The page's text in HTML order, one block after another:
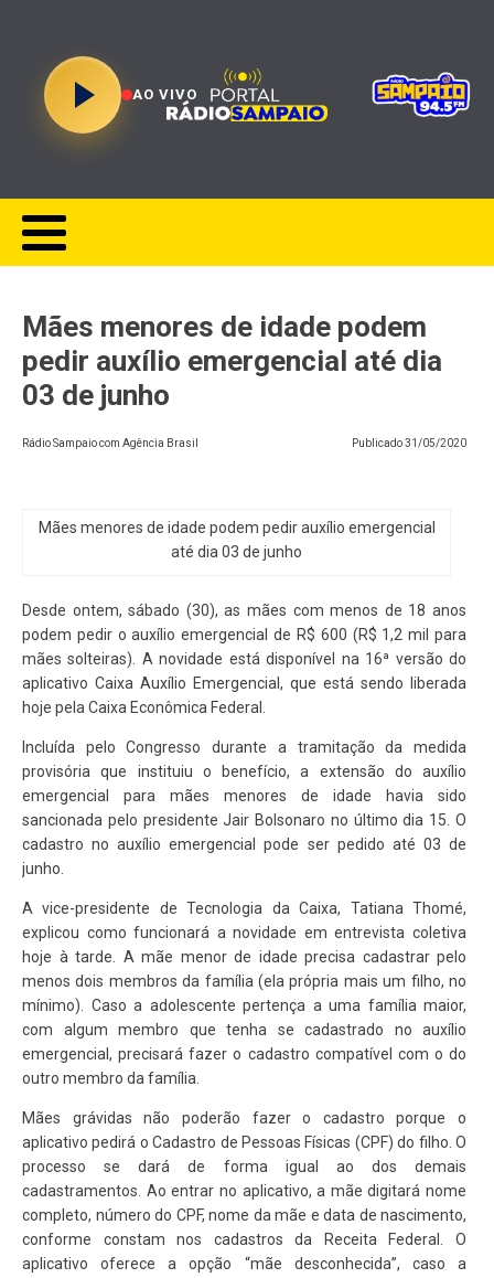
AO VIVO
Mães menores de idade podem
pedir auxílio emergencial até dia
03 de junho
Rádio Sampaio com Agência Brasil Publicado31/05/2020
Mães menores de idade podem pedir auxílio emergencial
até dia 03 de junho
Desde ontem, sábado (30), as mães com menos de 18 anos
podem pedir o auxílio emergencial de R$ 600 (R$ 1,2 mil para
mães solteiras). A novidade está disponível na 16ª versão do
aplicativo Caixa Auxílio Emergencial, que está sendo liberada
hoje pela Caixa Econômica Federal.
Incluída pelo Congresso durante a tramitação da medida
provisória que instituiu o benefício, a extensão do auxílio
emergencial para mães menores de idade havia sido
sancionada pelo presidente Jair Bolsonaro no último dia 15. O
cadastro no auxílio emergencial pode ser pedido até 03 de
junho.
A vice-presidente de Tecnologia da Caixa, Tatiana Thomé,
explicou como funcionará a novidade em entrevista coletiva
hoje à tarde. A mãe menor de idade precisa cadastrar pelo
menos dois membros da família (ela própria mais um filho, no
mínimo). Caso a adolescente pertença a uma família maior,
com algum membro que tenha se cadastrado no auxílio
emergencial, precisará fazer o cadastro compatível com o do
outro membro da família.
Mães grávidas não poderão fazer o cadastro porque o
aplicativo pedirá o Cadastro de Pessoas Físicas (CPF) do filho. O
processo se dará de forma igual ao dos demais
cadastramentos. Ao entrar no aplicativo, a mãe digitará nome
completo, número do CPF, nome da mãe e data de nascimento,
conforme constam nos cadastros da Receita Federal. O
aplicativo oferece a opção “mãe desconhecida”, caso a